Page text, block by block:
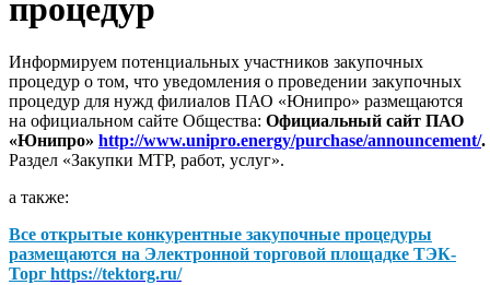
процедур
Информируем потенциальных участников закупочных
процедур о том, что уведомления о проведении закупочных
процедур для нужд филиалов ПАО «Юнипро» размещаются
на официальном сайте Общества: Официальный сайт ПАО
«Юнипро» http://www.unipro.energy/purchase/announcement/.
Раздел «Закупки МТР, работ, услуг».
а также:
Все открытые конкурентные закупочные процедуры
размещаются на Электронной торговой площадке ТЭК-
Торг https://tektorg.ru/